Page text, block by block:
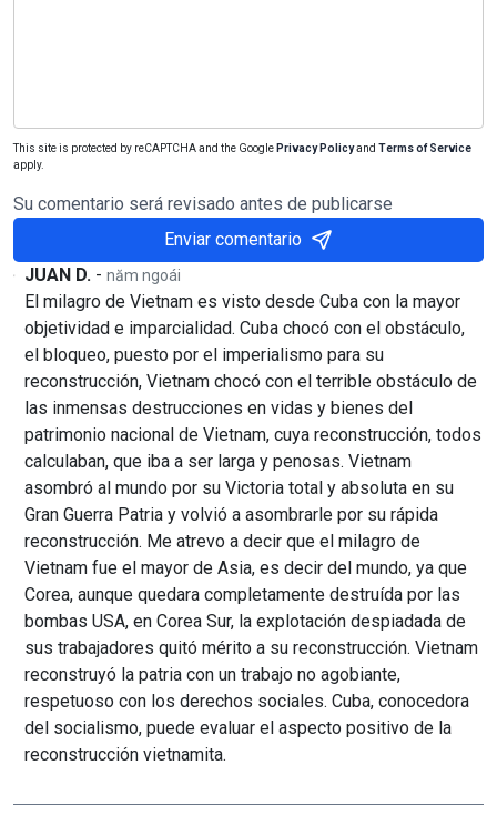
This site is protected by reCAPTCHA and the Google Privacy Policyand Terms of Service
apply.
Su comentario será revisado antes de publicarse
Enviar comentario
JUAN D. -năm ngoái
El milagro de Vietnam es visto desde Cuba con la mayor
objetividad e imparcialidad. Cuba chocó con el obstáculo,
el bloqueo, puesto por el imperialismo para su
reconstrucción, Vietnam chocó con el terrible obstáculo de
las inmensas destrucciones en vidas y bienes del
patrimonio nacional de Vietnam, cuya reconstrucción, todos
calculaban, que iba a ser larga y penosas. Vietnam
asombró al mundo por su Victoria total y absoluta en su
Gran Guerra Patria y volvió a asombrarle por su rápida
reconstrucción. Me atrevo a decir que el milagro de
Vietnam fue el mayor de Asia, es decir del mundo, ya que
Corea, aunque quedara completamente destruída por las
bombas USA, en Corea Sur, la explotación despiadada de
sus trabajadores quitó mérito a su reconstrucción. Vietnam
reconstruyó la patria con un trabajo no agobiante,
respetuoso con los derechos sociales. Cuba, conocedora
del socialismo, puede evaluar el aspecto positivo de la
reconstrucción vietnamita.